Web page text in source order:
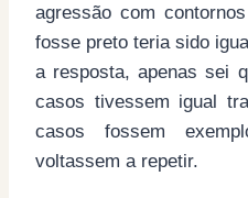
agressão com
fosse preto teria sido
a resposta, apenas sei
casos tivessem igual
casos fossem
voltassem a repetir.